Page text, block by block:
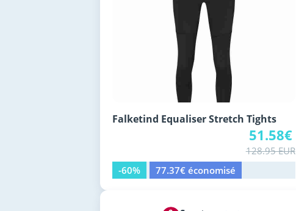
Falketind Equaliser Stretch Tights
51.58€
128.95 EUR
-60%
77.37€ économisé